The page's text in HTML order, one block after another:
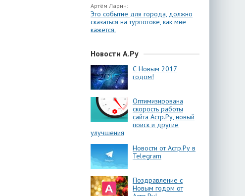
Артём Ларин:
Это событие для города, должно
сказаться на турпотоке, как мне
кажется.
Новости А.Ру
С Новым 2017
годом!
Оптимизирована
скорость работы
сайта Астр.Ру, новый
поиск и другие
улучшения
Новости от Астр.Ру в
Telegram
Поздравление с
Новым годом от